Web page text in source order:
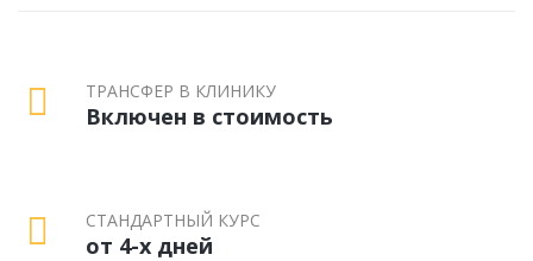
ТРАНСФЕР В КЛИНИКУ
Включен в стоимость
СТАНДАРТНЫЙ КУРС
от 4-х дней